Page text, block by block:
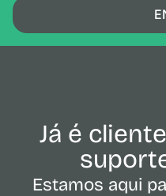
Já é
Estamos aqui